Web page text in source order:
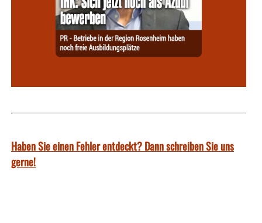
Haben Sie einen Fehler entdeckt? Dann schreiben Sie uns
gerne!